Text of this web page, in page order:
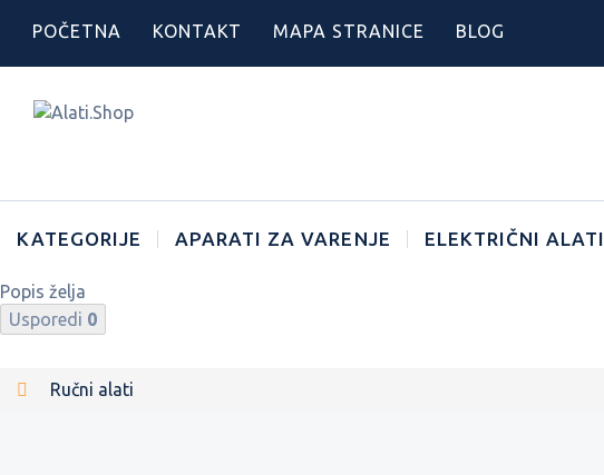
POČETNA KONTAKT MAPA STRANICE BLOG
KATEGORIJE APARATI ZA VARENJE ELEKTRIČNI ALATI
Popis želja
Usporedi 0
Ručni alati